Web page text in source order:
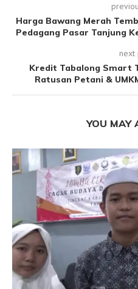
Harga Bawang Merah
Pedagang Pasar Tanjung
next
Kredit Tabalong Smart
Ratusan Petani &
YOU MAY